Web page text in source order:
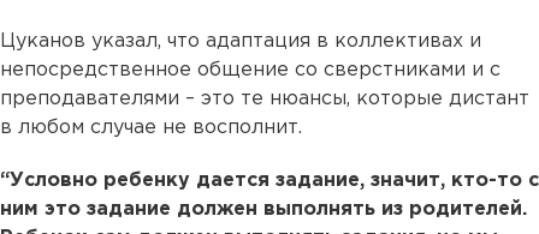
Цуканов указал, что адаптация в коллективах и
непосредственное общение со сверстниками и с
преподавателями – это те нюансы, которые дистант
в любом случае не восполнит.
“Условно ребенку дается задание, значит, кто-то с
ним это задание должен выполнять из родителей.